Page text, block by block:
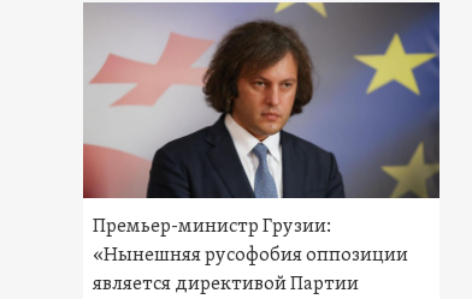
Премьер-министр Грузии:
«Нынешняя русофобия оппозиции
является директивой Партии